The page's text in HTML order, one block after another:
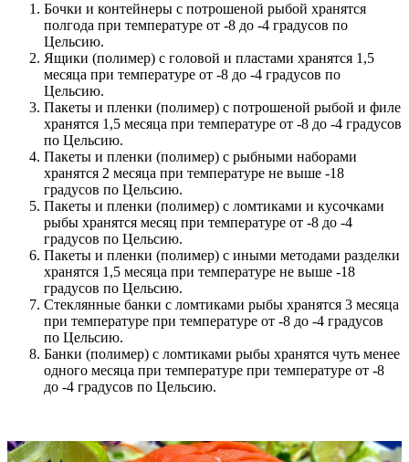
Бочки и контейнеры с потрошеной рыбой хранятся
полгода при температуре от -8 до -4 градусов по
Цельсию.
Ящики (полимер) с головой и пластами хранятся 1,5
месяца при температуре от -8 до -4 градусов по
Цельсию.
Пакеты и пленки (полимер) с потрошеной рыбой и филе
хранятся 1,5 месяца при температуре от -8 до -4 градусов
по Цельсию.
Пакеты и пленки (полимер) с рыбными наборами
хранятся 2 месяца при температуре не выше -18
градусов по Цельсию.
Пакеты и пленки (полимер) с ломтиками и кусочками
рыбы хранятся месяц при температуре от -8 до -4
градусов по Цельсию.
Пакеты и пленки (полимер) с иными методами разделки
хранятся 1,5 месяца при температуре не выше -18
градусов по Цельсию.
Стеклянные банки с ломтиками рыбы хранятся 3 месяца
при температуре при температуре от -8 до -4 градусов
по Цельсию.
Банки (полимер) с ломтиками рыбы хранятся чуть менее
одного месяца при температуре при температуре от -8
до -4 градусов по Цельсию.